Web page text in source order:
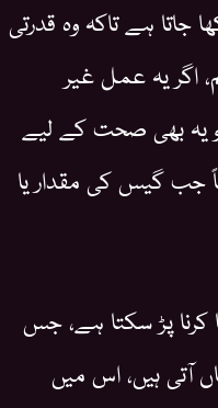
جاتا ہے تاکہ وہ قدرتی
اگر یہ عمل غیر
یہ بھی صحت کے لیے
جب گیس کی مقدار یا
کرنا پڑ سکتا ہے، جس
آتی ہیں، اس میں